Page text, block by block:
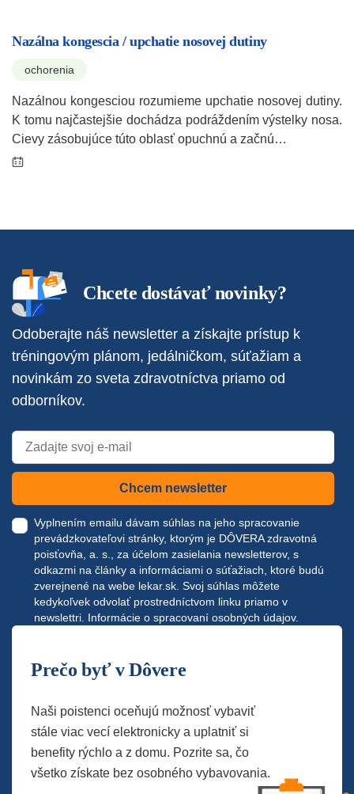
Nazálna kongescia / upchatie nosovej dutiny
ochorenia
Nazálnou kongesciou rozumieme upchatie nosovej dutiny.
K tomu najčastejšie dochádza podráždením výstelky nosa.
Cievy zásobujúce túto oblasť opuchnú a začnú…
Chcete dostávať novinky?
Odoberajte náš newsletter a získajte prístup k
tréningovým plánom, jedálničkom, súťažiam a
novinkám zo sveta zdravotníctva priamo od
odborníkov.
Chcem newsletter
Vyplnením emailu dávam súhlas na jeho spracovanie
prevádzkovateľovi stránky, ktorým je DÔVERA zdravotná
poisťovňa, a. s., za účelom zasielania newsletterov, s
odkazmi na články a informáciami o súťažiach, ktoré budú
zverejnené na webe lekar.sk . Svoj súhlas môžete
kedykoľvek odvolať prostredníctvom linku priamo v
newslettri. Informácie o spracovaní osobných údajov.
Prečo byť v Dôvere
Naši poistenci oceňujú možnosť vybaviť
stále viac vecí elektronicky a uplatniť si
benefity rýchlo a z domu. Pozrite sa, čo
všetko získate bez osobného vybavovania.